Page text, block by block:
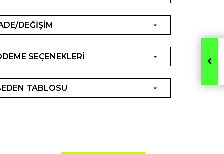
DEĞİŞİM
SEÇENEKLERİ
TABLOSU